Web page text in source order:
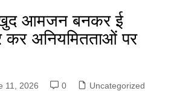
आमजन बनकर ई
कर अनियमितताओं पर
11, 2026 0 Uncategorized